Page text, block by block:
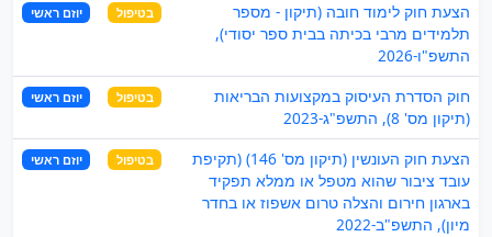
הצעת חוק לימוד חובה (תיקון - מספר
תלמידים מרבי בכיתה בבית ספר יסודי),
התשפ"ו-2026
בטיפול יוזם ראשי
חוק הסדרת העיסוק במקצועות הבריאות
(תיקון מס' 8), התשפ"ג-2023
בטיפול יוזם ראשי
הצעת חוק העונשין (תיקון מס' 146) (תקיפת
עובד ציבור שהוא מטפל או ממלא תפקיד
בארגון חירום והצלה טרום אשפוז או בחדר
מיון), התשפ"ב-2022
בטיפול יוזם ראשי